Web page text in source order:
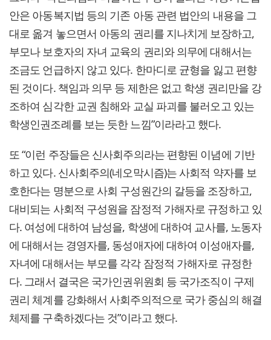
안은 아동복지법 등의 기존 아동 관련 법안의 내용을 그
대로 옮겨 놓으면서 아동의 권리를 지나치게 보장하고,
부모나 보호자의 자녀 교육의 권리와 의무에 대해서는
조금도 언급하지 않고 있다. 한마디로 균형을 잃고 편향
된 것이다. 책임과 의무 등 제한은 없고 학생 권리만을 강
조하여 심각한 교권 침해와 교실 파괴를 불러오고 있는
학생인권조례를 보는 듯한 느낌”이라라고 했다.
또 “이런 주장들은 신사회주의라는 편향된 이념에 기반
하고 있다. 신사회주의(네오막시즘)는 사회적 약자를 보
호한다는 명분으로 사회 구성원간의 갈등을 조장하고,
대비되는 사회적 구성원을 잠정적 가해자로 규정하고 있
다. 여성에 대하여 남성을, 학생에 대하여 교사를, 노동자
에 대해서는 경영자를, 동성애자에 대하여 이성애자를,
자녀에 대해서는 부모를 각각 잠정적 가해자로 규정한
다. 그래서 결국은 국가인권위원회 등 국가조직이 구제
권리 체계를 강화해서 사회주의적으로 국가 중심의 해결
체제를 구축하겠다는 것”이라고 했다.